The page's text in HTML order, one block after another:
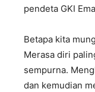
pendeta GKI
Betapa kita
Merasa diri
sempurna.
dan kemudian